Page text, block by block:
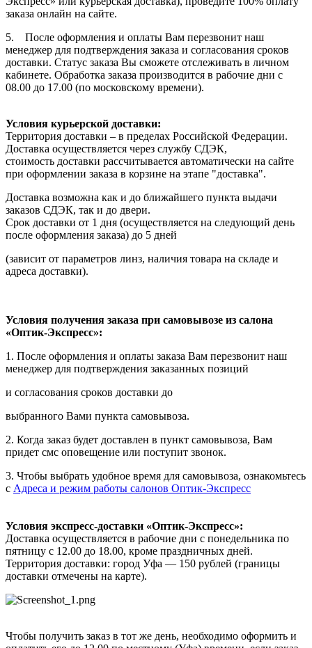
заказа онлайн на сайте.
5. После оформления и оплаты Вам перезвонит наш
менеджер для подтверждения заказа и согласования сроков
доставки. Статус заказа Вы сможете отслеживать в личном
кабинете. Обработка заказа производится в рабочие дни с
08.00 до 17.00 (по московскому времени).
Условия курьерской доставки:
Территория доставки – в пределах Российской Федерации.
Доставка осуществляется через службу СДЭК,
стоимость доставки рассчитывается автоматически на сайте
при оформлении заказа в корзине на этапе "доставка".
Доставка возможна как и до ближайшего пункта выдачи
заказов СДЭК, так и до двери.
Срок доставки от 1 дня (осуществляется на следующий день
после оформления заказа) до 5 дней
(зависит от параметров линз, наличия товара на складе и
адреса доставки).
Условия получения заказа при самовывозе из салона
«Оптик-Экспресс»:
1. После оформления и оплаты заказа Вам перезвонит наш
менеджер для подтверждения заказанных позиций
и согласования сроков доставки до
выбранного Вами пункта самовывоза.
2. Когда заказ будет доставлен в пункт самовывоза, Вам
придет смс оповещение или поступит звонок.
3. Чтобы выбрать удобное время для самовывоза, ознакомьтесь
с Адреса и режим работы салонов Оптик-Экспресс
Условия экспресс-доставки «Оптик-Экспресс»:
Доставка осуществляется в рабочие дни с понедельника по
пятницу с 12.00 до 18.00, кроме праздничных дней.
Территория доставки: город Уфа — 150 рублей (границы
доставки отмечены на карте).
Чтобы получить заказ в тот же день, необходимо оформить и